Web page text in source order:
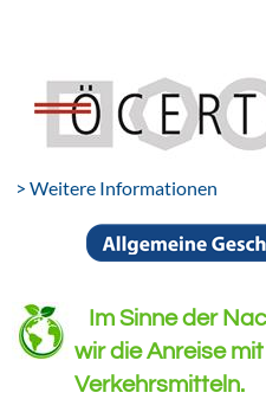
> Weitere Informationen
Im Sinne der
wir die Anreise
Verkehrsmitteln.